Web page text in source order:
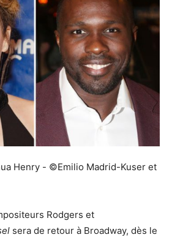
Henry - ©Emilio Madrid-Kuser et
Rodgers et
sera de retour à Broadway, dès le